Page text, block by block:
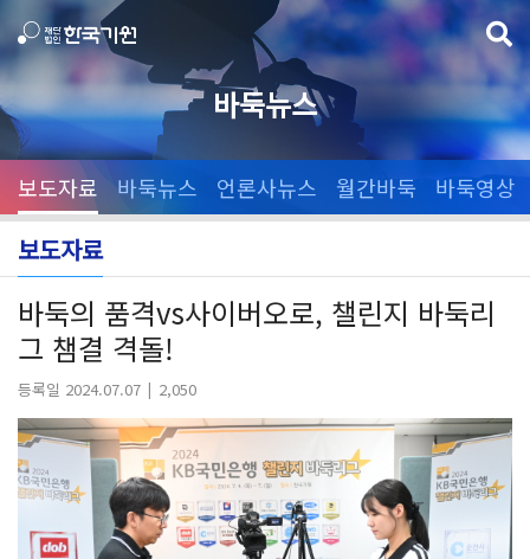
바둑뉴스
보도자료 바둑뉴스 언론사뉴스 월간바둑 바둑영상
보도자료
바둑의 품격vs사이버오로, 챌린지 바둑리
그 챔결 격돌!
등록일 2024.07.07 2,050